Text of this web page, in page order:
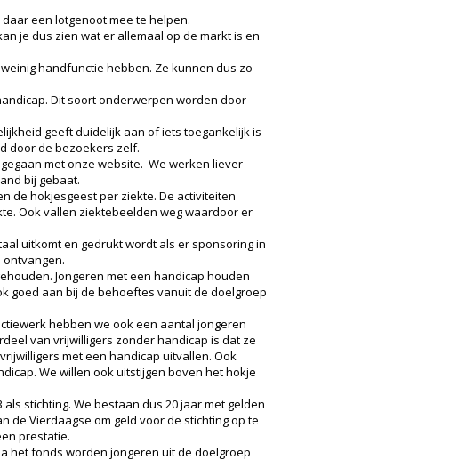
daar een lotgenoot mee te helpen.
je dus zien wat er allemaal op de markt is en
handfunctie hebben. Ze kunnen dus zo
Dit soort onderwerpen worden door
geeft duidelijk aan of iets toegankelijk is
door de bezoekers zelf.
met onze website. We werken liever
bij gebaat.
de hokjesgeest per ziekte. De activiteiten
Ook vallen ziektebeelden weg waardoor er
uitkomt en gedrukt wordt als er sponsoring in
Jongeren met een handicap houden
goed aan bij de behoeftes vanuit de doelgroep
hebben we ook een aantal jongeren
van vrijwilligers zonder handicap is dat ze
met een handicap uitvallen. Ook
We willen ook uitstijgen boven het hokje
stichting. We bestaan dus 20 jaar met gelden
Vierdaagse om geld voor de stichting op te
prestatie.
het fonds worden jongeren uit de doelgroep